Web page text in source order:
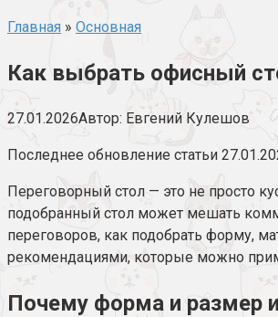
Главная » Основная
Как выбрать офисный
27.01.2026Автор: Евгений Кулешов
Последнее обновление статьи
Переговорный стол — это не просто
подобранный стол может мешать
переговоров, как подобрать форму,
рекомендациями, которые можно
Почему форма и размер